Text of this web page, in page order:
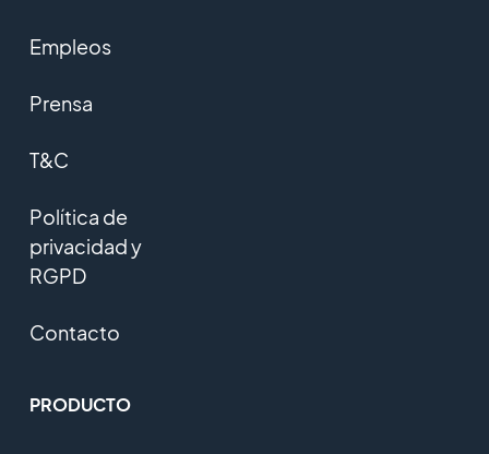
Empleos
Prensa
T&C
Política de
privacidad y
RGPD
Contacto
PRODUCTO